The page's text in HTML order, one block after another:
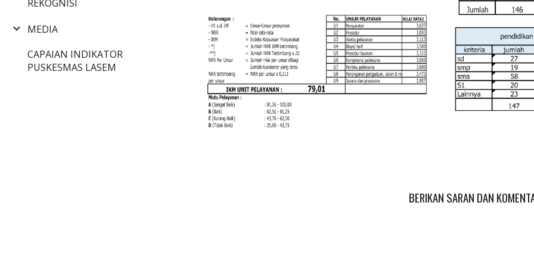
REKOGNISI
MEDIA
CAPAIAN INDIKATOR
PUSKESMAS LASEM
BERIKAN SARAN DAN